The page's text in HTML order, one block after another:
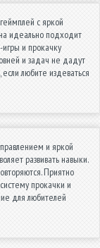
с яркой
идеально подходит
и прокачку
и задач не дадут
любите издеваться
и яркой
развивать навыки.
Приятно
прокачки и
для любителей